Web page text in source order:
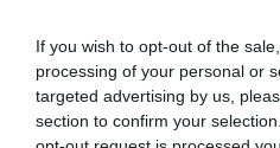
If you wish to opt-out of the
processing of your personal or
targeted advertising by us,
section to confirm your
L'OPINIÓ
El descans ens
15 d’abril de 2026
EMMA GUMBERT